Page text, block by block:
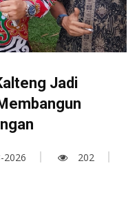
Jadi
2026
202